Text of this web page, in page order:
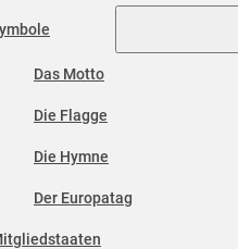
Das Motto
Die Flagge
Die Hymne
Der Europatag